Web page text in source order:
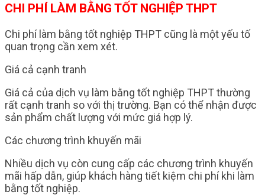
CHI PHÍ LÀM BẰNG TỐT NGHIỆP THPT
Chi phí làm bằng tốt nghiệp THPT cũng là một yếu tố
quan trọng cần xem xét.
Giá cả cạnh tranh
Giá cả của dịch vụ làm bằng tốt nghiệp THPT thường
rất cạnh tranh so với thị trường. Bạn có thể nhận được
sản phẩm chất lượng với mức giá hợp lý.
Các chương trình khuyến mãi
Nhiều dịch vụ còn cung cấp các chương trình khuyến
mãi hấp dẫn, giúp khách hàng tiết kiệm chi phí khi làm
bằng tốt nghiệp.